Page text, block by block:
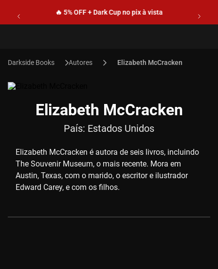
🔥 5% OFF + Dark Cup no pix à vista
Autores Elizabeth McCracken
Elizabeth McCracken
País: Estados Unidos
Elizabeth McCracken é autora de seis livros, incluindo
The Souvenir Museum, o mais recente. Mora em
Austin, Texas, com o marido, o escritor e ilustrador
Edward Carey, e com os filhos.